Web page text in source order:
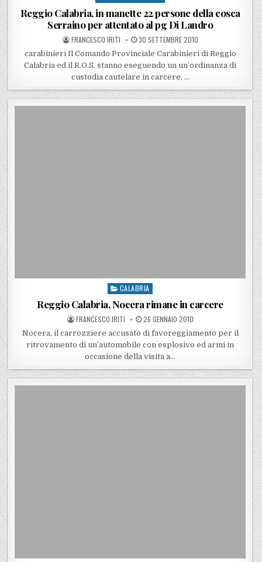
Reggio Calabria, in manette 22 persone della cosca
Serraino per attentato al pg Di Landro
POSTED BY
FRANCESCO IRITI POSTED ON
30 SETTEMBRE 2010
carabinieri Il Comando Provinciale Carabinieri di Reggio
Calabria ed il R.O.S. stanno eseguendo un un’ordinanza di
custodia cautelare in carcere, …
Posted in
CALABRIA
Reggio Calabria, Nocera rimane in carcere
POSTED BY
FRANCESCO IRITI POSTED ON
26 GENNAIO 2010
Nocera, il carrozziere accusato di favoreggiamento per il
ritrovamento di un’automobile con esplosivo ed armi in
occasione della visita a…